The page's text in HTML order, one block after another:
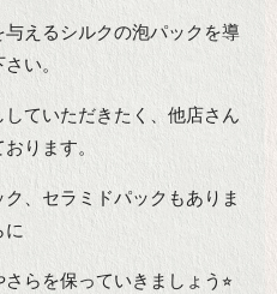
えるシルクの泡パックを導
い。
ていただきたく、他店さん
ります。
ク、セラミドパックもありま
に
らを保っていきましょう⭐︎